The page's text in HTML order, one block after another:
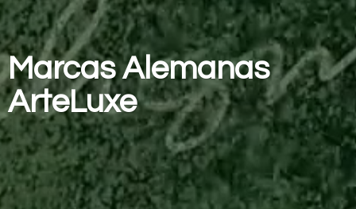
MarcasAlemanas
ArteLuxe